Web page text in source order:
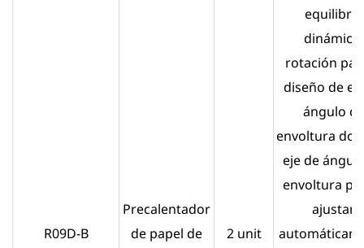
R09D-B
Precalentador
de papel de
2 unit
equilibrio
dinámico,
rotación
diseño de
ángulo de
envoltura
eje de
envoltura
ajustar